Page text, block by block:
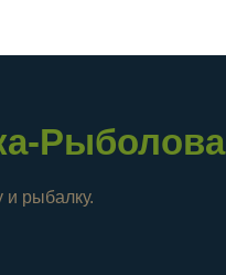
Рыболова
и рыбалку.